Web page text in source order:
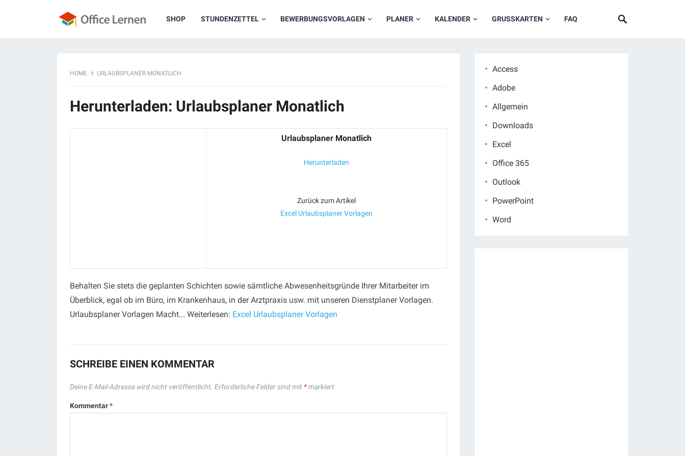
SHOP STUNDENZETTEL BEWERBUNGSVORLAGEN PLANER KALENDER GRUSSKARTEN FAQ
HOME URLAUBSPLANER MONATLICH
Herunterladen: Urlaubsplaner Monatlich
Urlaubsplaner Monatlich
Herunterladen
Zurück zum Artikel
Excel Urlaubsplaner Vorlagen
Behalten Sie stets die geplanten Schichten sowie sämtliche Abwesenheitsgründe Ihrer Mitarbeiter im
Überblick, egal ob im Büro, im Krankenhaus, in der Arztpraxis usw. mit unseren Dienstplaner Vorlagen.
Urlaubsplaner Vorlagen Macht... Weiterlesen: Excel Urlaubsplaner Vorlagen
SCHREIBE EINEN KOMMENTAR
Deine E-Mail-Adresse wird nicht veröffentlicht. Erforderliche Felder sind mit *markiert
Kommentar*
Access
Adobe
Allgemein
Downloads
Excel
Office 365
Outlook
PowerPoint
Word